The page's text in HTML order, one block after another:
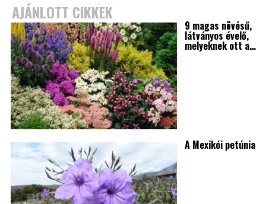
AJÁNLOTT CIKKEK
9 magas növésű,
látványos évelő,
melyeknek ott a…
A Mexikói petúnia